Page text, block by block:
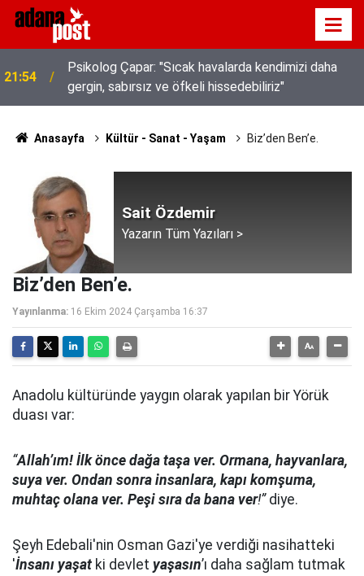
21:49
Kavurucu sıcakta hem kanalda yüzdüler hem karpuz
yediler
Anasayfa Kültür - Sanat - Yaşam Biz’den Ben’e.
Sait Özdemir
Yazarın Tüm Yazıları >
Biz’den Ben’e.
Yayınlanma: 16 Ekim 2024 Çarşamba 16:37
Anadolu kültüründe yaygın olarak yapılan bir Yörük
duası var:
“Allah’ım! İlk önce dağa taşa ver. Ormana, hayvanlara,
suya ver. Ondan sonra insanlara, kapı komşuma,
muhtaç olana ver. Peşi sıra da bana ver!” diye.
Şeyh Edebali'nin Osman Gazi'ye verdiği nasihatteki
'İnsanı yaşat ki devlet yaşasın’ı daha sağlam tutmak